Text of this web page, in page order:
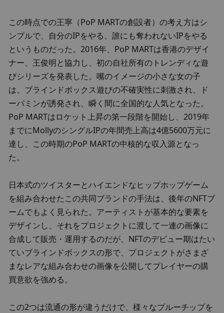
この時点での王寧（PoP MARTの創設者）の考え方はシ
ンプルで、自分のIPをやる、誰にも奪われないIPをやる
というものだった。2016年、PoP MARTは香港のデザイ
ナー、王俊明と協力し、初の自社所有のトレンディな遊
びシリーズを発表した。嘴のイメージの小さな女の子
は、ブラインドボックス遊びの不確実性に刺激され、ド
ーパミンが誘発され、瞬く間に全国的な人気となった。
PoP MARTはロケット上昇の第一段階を開始し、2019年
までにMollyのシングルIPの年間売上高は4億5600万元に
達し、この時期のPoP MARTの中核的な収入源となっ
た。
日本式のツイスターとハイエンドなヒップホップゲーム
を組み合わせたこの共同ブランドの手法は、後年のNFTブ
ームでもよく見られた。アーティストが基本的な要素を
デザインし、それをプロジェクトに渡して一連の画像に
合成して販売・運用するのだが、NFTのデビュー期はたい
ていブラインドボックスの形で、プロジェクトがさまざ
まなレアな組み合わせの画像を公開してプレイヤーの購
買意欲を強める。
この2つは流通の形が違うだけで、様々なブルーチップを